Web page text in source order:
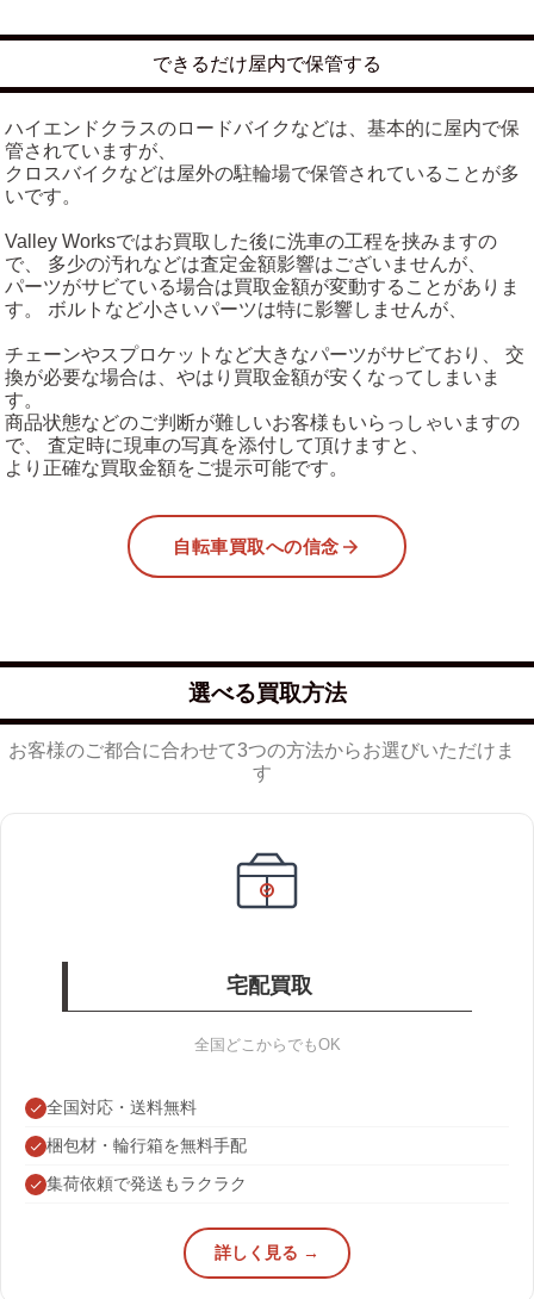
できるだけ屋内で保管する
ハイエンドクラスのロードバイクなどは、基本的に屋内で保
管されていますが、
クロスバイクなどは屋外の駐輪場で保管されていることが多
いです。
Valley Worksではお買取した後に洗車の工程を挟みますの
で、 多少の汚れなどは査定金額影響はございませんが、
パーツがサビている場合は買取金額が変動することがありま
す。 ボルトなど小さいパーツは特に影響しませんが、
チェーンやスプロケットなど大きなパーツがサビており、 交
換が必要な場合は、やはり買取金額が安くなってしまいま
す。
商品状態などのご判断が難しいお客様もいらっしゃいますの
で、 査定時に現車の写真を添付して頂けますと、
より正確な買取金額をご提示可能です。
自転車買取への信念
選べる買取方法
お客様のご都合に合わせて3つの方法からお選びいただけま
す
宅配買取
全国どこからでもOK
全国対応・送料無料
梱包材・輪行箱を無料手配
集荷依頼で発送もラクラク
詳しく見る →